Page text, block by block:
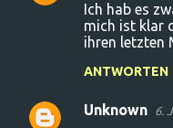
Ich hab es
mich ist klar
ihren letzten
ANTWORTEN
Unknown 6.